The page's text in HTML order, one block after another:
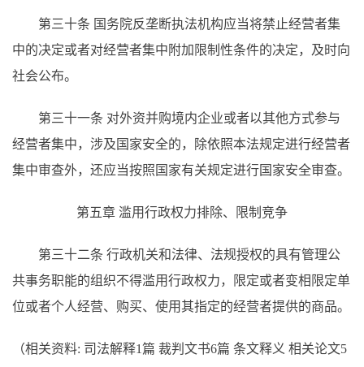
第三十条 国务院反垄断执法机构应当将禁止经营者集
中的决定或者对经营者集中附加限制性条件的决定，及时向
社会公布。
第三十一条 对外资并购境内企业或者以其他方式参与
经营者集中，涉及国家安全的，除依照本法规定进行经营者
集中审查外，还应当按照国家有关规定进行国家安全审查。
第五章 滥用行政权力排除、限制竞争
第三十二条 行政机关和法律、法规授权的具有管理公
共事务职能的组织不得滥用行政权力，限定或者变相限定单
位或者个人经营、购买、使用其指定的经营者提供的商品。
（相关资料: 司法解释1篇 裁判文书6篇 条文释义 相关论文5